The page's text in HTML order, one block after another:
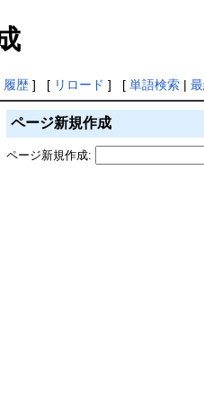
履歴] [ リロード ] [ 単語検索|
ページ新規作成
ページ新規作成: